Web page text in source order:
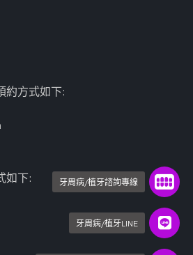
牙周病/植牙諮詢專線
牙周病/植牙LINE
約方式如下:
如下: